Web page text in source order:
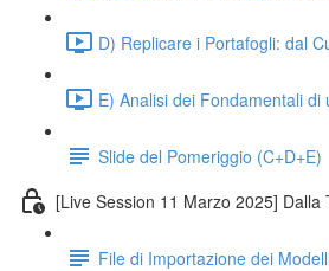
D) Replicare i Portafogli: dal
E) Analisi dei Fondamentali
Slide del Pomeriggio (C+D+E)
[Live Session 11 Marzo 2025]
File di Importazione dei